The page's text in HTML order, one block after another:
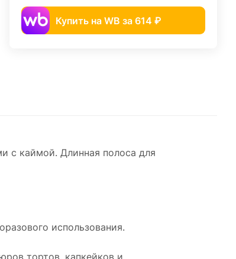
Купить на WB за 614 ₽
с каймой. Длинная полоса для
использования.
тортов, капкейков и